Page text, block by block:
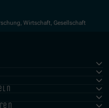
Wirtschaft, Gesellschaft